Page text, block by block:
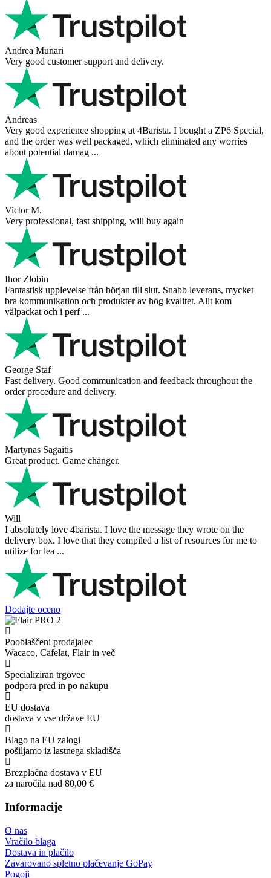
Andrea Munari
Very good customer support and delivery.
Andreas
Very good experience shopping at 4Barista. I bought a ZP6 Special,
and the order was well packaged, which eliminated any worries
about potential damag ...
Victor M.
Very professional, fast shipping, will buy again
Ihor Zlobin
Fantastisk upplevelse från början till slut. Snabb leverans, mycket
bra kommunikation och produkter av hög kvalitet. Allt kom
välpackat och i perf ...
George Staf
Fast delivery. Good communication and feedback throughout the
order procedure and delivery.
Martynas Sagaitis
Great product. Game changer.
Will
I absolutely love 4barista. I love the message they wrote on the
delivery box. I love that they compiled a list of resources for me to
utilize for lea ...
Dodajte oceno
Pooblaščeni prodajalec
Wacaco, Cafelat, Flair in več
Specializiran trgovec
podpora pred in po nakupu
EU dostava
dostava v vse države EU
Blago na EU zalogi
pošiljamo iz lastnega skladišča
Brezplačna dostava v EU
za naročila nad 80,00 €
Informacije
O nas
Vračilo blaga
Dostava in plačilo
Zavarovano spletno plačevanje GoPay
Pogoji